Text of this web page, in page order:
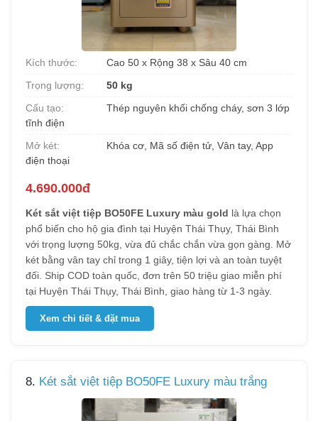
Kích thước:
Cao 50 x Rộng 38 x Sâu 40 cm
Trọng lượng:
50 kg
Cấu tạo:
Thép nguyên khối chống cháy, sơn 3 lớp
tĩnh điện
Mở két:
Khóa cơ, Mã số điện tử, Vân tay, App
điện thoại
4.690.000đ
Két sắt việt tiệp BO50FE Luxury màu gold là lựa chọn
phổ biến cho hộ gia đình tại Huyện Thái Thụy, Thái Bình
với trọng lượng 50kg, vừa đủ chắc chắn vừa gọn gàng. Mở
két bằng vân tay chỉ trong 1 giây, tiện lợi và an toàn tuyệt
đối. Ship COD toàn quốc, đơn trên 50 triệu giao miễn phí
tại Huyện Thái Thụy, Thái Bình, giao hàng từ 1-3 ngày.
Xem chi tiết & đặt mua
8. Két sắt việt tiệp BO50FE Luxury màu trắng